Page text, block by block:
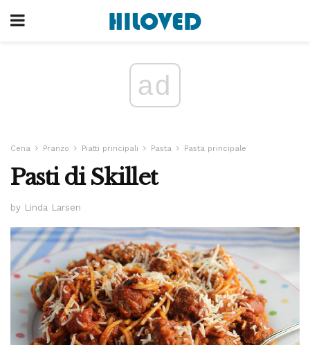
ad
Cena Pranzo Piatti principali Pasta Pasta principale
Pasti di Skillet
by Linda Larsen